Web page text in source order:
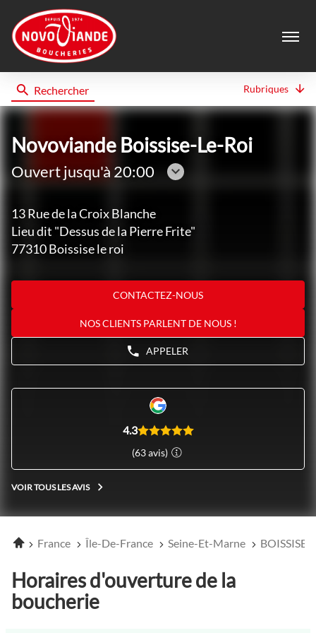
Menu
Rechercher Rubriques
Novoviande
Novoviande Boissise-Le-Roi
Ouvert jusqu'à 20:00
Consulter
horaires
13 Rue de la Croix Blanche
Lieu dit "Dessus de la Pierre Frite"
77310 Boissise le roi
CONTACTEZ-NOUS
NOS CLIENTS PARLENT DE NOUS !
APPELER
AFFICHER
LE
DE
TÉLÉPHONE
DU
POINT
VENTE
4.3
(63 avis)
VOIR TOUS LES AVIS
VOIR
LES
AccueilFrance Île-De-France Seine-Et-Marne BOISSISE
Horaires d'ouverture de la
boucherie